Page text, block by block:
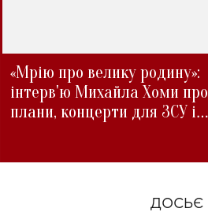
«Мрію про велику родину»:
інтерв'ю Михайла Хоми про
плани, концерти для ЗСУ і
ДОСЬЄ